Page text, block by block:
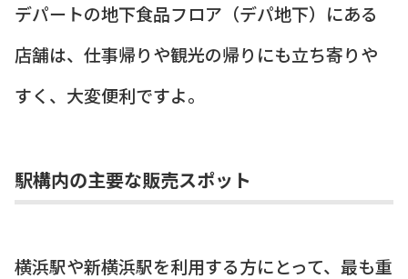
デパートの地下食品フロア（デパ地下）にある
店舗は、仕事帰りや観光の帰りにも立ち寄りや
すく、大変便利ですよ。
駅構内の主要な販売スポット
横浜駅や新横浜駅を利用する方にとって、最も重